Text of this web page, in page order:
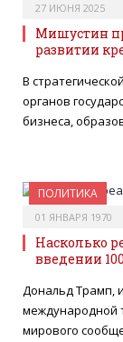
27 ИЮНЯ 2025
Мишустин
развитии
В
органов
бизнеса,
ПОЛИТИКА
01 ЯНВАРЯ 1970
Насколько
введении
Дональд Трамп,
международной
мирового